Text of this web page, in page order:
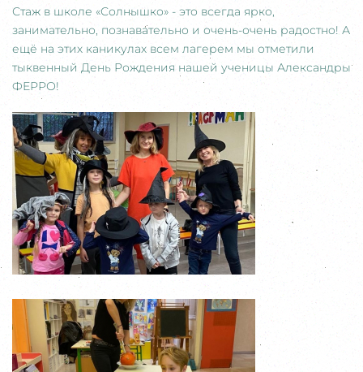
Стаж в школе «Солнышко» - это всегда ярко,
занимательно, познавательно и очень-очень радостно! А
ещё на этих каникулах всем лагерем мы отметили
тыквенный День Рождения нашей ученицы Александры
ФЕРРО!